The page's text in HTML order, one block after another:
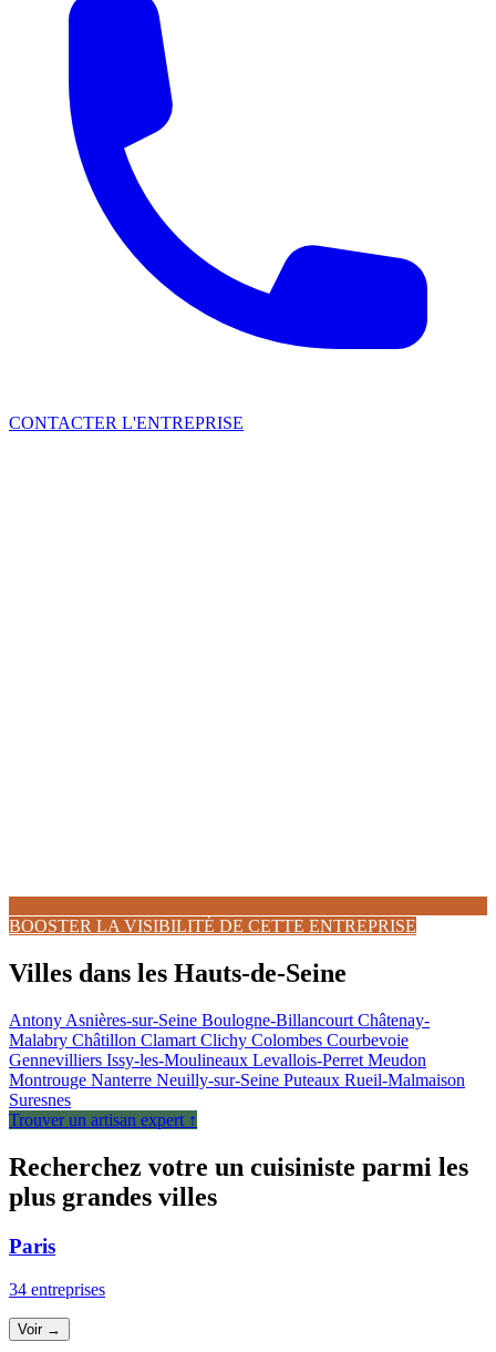
CONTACTER L'ENTREPRISE
BOOSTER LA VISIBILITÉ DE CETTE ENTREPRISE
Villes dans les Hauts-de-Seine
Antony Asnières-sur-Seine Boulogne-Billancourt Châtenay-
Malabry Châtillon Clamart Clichy Colombes Courbevoie
Gennevilliers Issy-les-Moulineaux Levallois-Perret Meudon
Montrouge Nanterre Neuilly-sur-Seine Puteaux Rueil-Malmaison
Suresnes
Trouver un artisan expert ↑
Recherchez votre un cuisiniste parmi les
plus grandes villes
Paris
34 entreprises
Voir →